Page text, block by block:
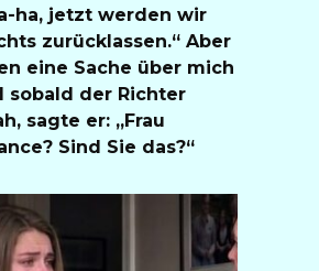
ha, jetzt werden wir
zurücklassen.“ Aber
eine Sache über mich
sobald der Richter
sagte er: „Frau
Sind Sie das?“